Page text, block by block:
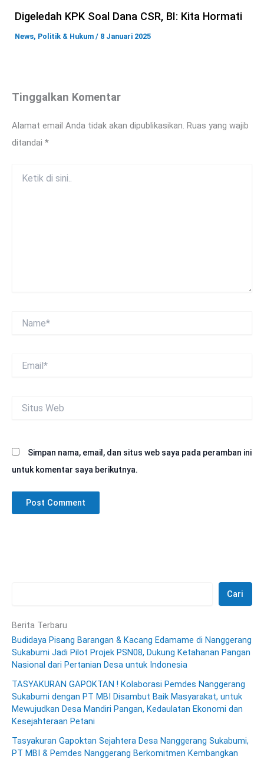
Digeledah KPK Soal Dana CSR, BI: Kita Hormati
News, Politik & Hukum / 8 Januari 2025
Tinggalkan Komentar
Alamat email Anda tidak akan dipublikasikan. Ruas yang wajib
ditandai *
Web
Simpan nama, email, dan situs web saya pada peramban ini
untuk komentar saya berikutnya.
Cari
Berita Terbaru
Budidaya Pisang Barangan & Kacang Edamame di Nanggerang
Sukabumi Jadi Pilot Projek PSN08, Dukung Ketahanan Pangan
Nasional dari Pertanian Desa untuk Indonesia
TASYAKURAN GAPOKTAN ! Kolaborasi Pemdes Nanggerang
Sukabumi dengan PT MBI Disambut Baik Masyarakat, untuk
Mewujudkan Desa Mandiri Pangan, Kedaulatan Ekonomi dan
Kesejahteraan Petani
Tasyakuran Gapoktan Sejahtera Desa Nanggerang Sukabumi,
PT MBI & Pemdes Nanggerang Berkomitmen Kembangkan